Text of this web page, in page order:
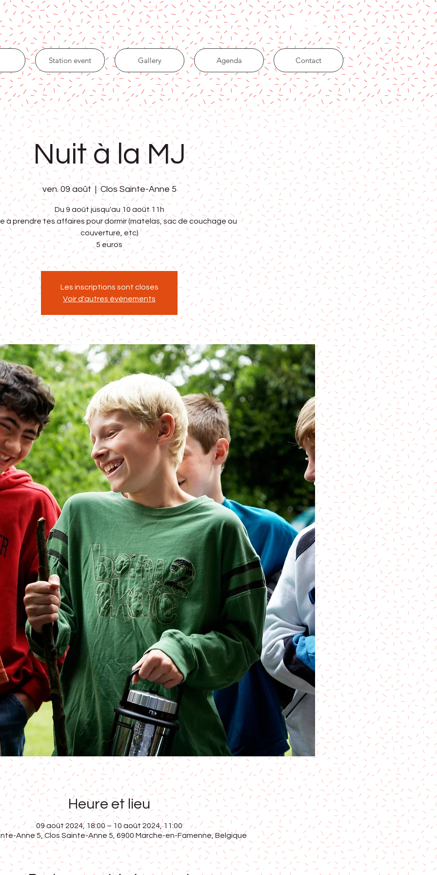
Station event Gallery Agenda Contact
Nuit à la MJ
ven. 09 août
  |
Clos Sainte-Anne 5
Du 9 août jusqu'au 10 août 11h
à prendre tes affaires pour dormir (matelas, sac de couchage ou
couverture, etc)
5 euros
Les inscriptions sont closes
Voir d'autres événements
Heure et lieu
09 août 2024, 18:00 – 10 août 2024, 11:00
Anne 5, Clos Sainte-Anne 5, 6900 Marche-en-Famenne, Belgique